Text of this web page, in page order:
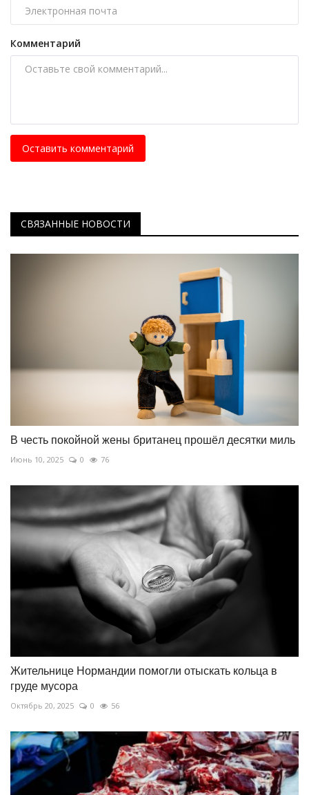
Комментарий
Оставить комментарий
СВЯЗАННЫЕ НОВОСТИ
В честь покойной жены британец прошёл десятки миль
Июнь 10, 2025 0 76
Жительнице Нормандии помогли отыскать кольца в
груде мусора
Октябрь 20, 2025 0 56